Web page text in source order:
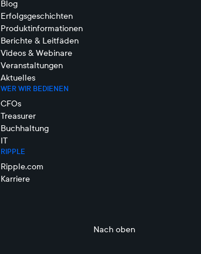
Blog
Erfolgsgeschichten
Produktinformationen
Berichte & Leitfäden
Videos & Webinare
Veranstaltungen
Aktuelles
WER WIR BEDIENEN
CFOs
Treasurer
Buchhaltung
IT
RIPPLE
Ripple.com
Karriere
Nach oben